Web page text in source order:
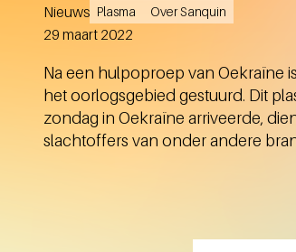
Nieuws Plasma Over Sanquin
Aangemaakt
29 maart 2022
Na een hulpoproep van Oekraïne
het oorlogsgebied gestuurd. Dit
zondag in Oekraïne arriveerde,
slachtoffers van onder andere